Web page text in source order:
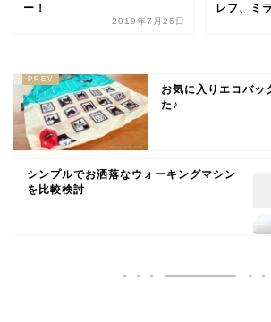
ー！
2019年7月26日
レフ、ミ
お気に入りエコバッ
た♪
シンプルでお洒落なウォーキングマシン
を比較検討